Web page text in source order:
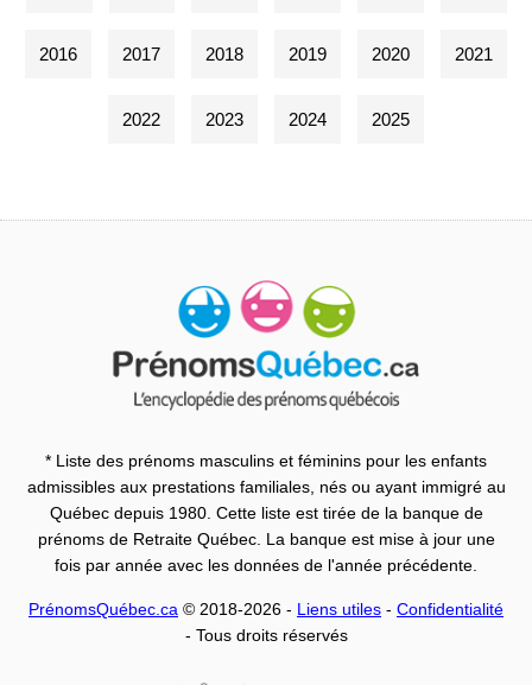
2016 2017 2018 2019 2020 2021
2022 2023 2024 2025
* Liste des prénoms masculins et féminins pour les enfants
admissibles aux prestations familiales, nés ou ayant immigré au
Québec depuis 1980. Cette liste est tirée de la banque de
prénoms de Retraite Québec. La banque est mise à jour une
fois par année avec les données de l'année précédente.
PrénomsQuébec.ca © 2018-2026 - Liens utiles - Confidentialité
- Tous droits réservés